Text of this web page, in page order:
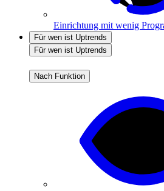
Einrichtung mit wenig
Für wen ist Uptrends
Für wen ist Uptrends
Nach Funktion